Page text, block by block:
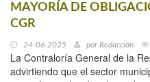
MAYORÍA DE
CGR
24-06-2025 por Redacción
La Contraloría General de la
advirtiendo que el sector